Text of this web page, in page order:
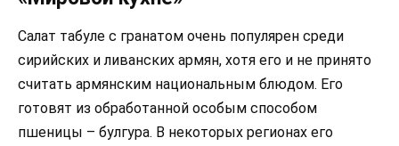
Салат табуле с гранатом очень популярен среди
сирийских и ливанских армян, хотя его и не принято
считать армянским национальным блюдом. Его
готовят из обработанной особым способом
пшеницы – булгура. В некоторых регионах его